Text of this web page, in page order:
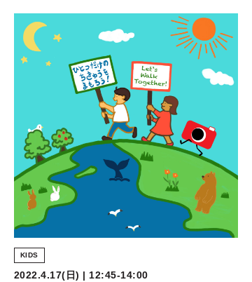
KIDS
2022.4.17(日) | 12:45-14:00